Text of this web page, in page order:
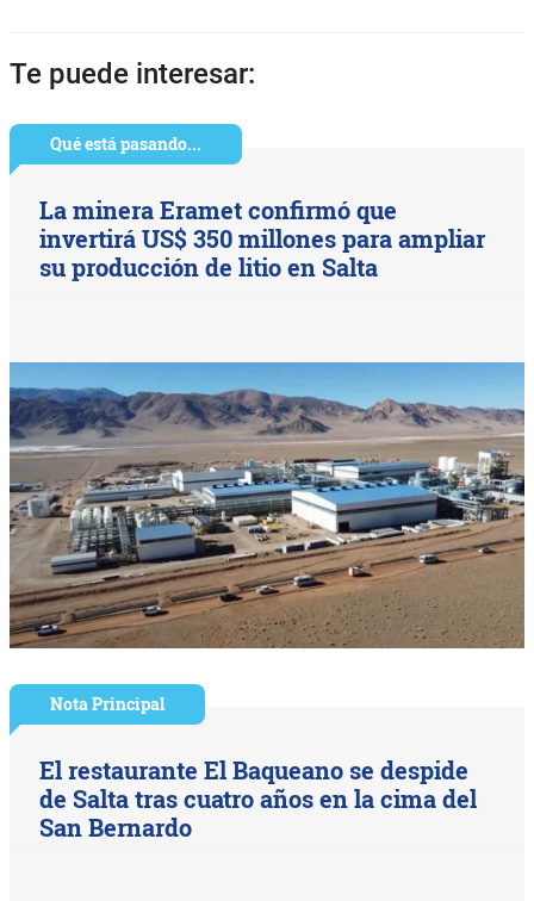
Te puede interesar:
Qué está pasando...
La minera Eramet confirmó que
invertirá US$ 350 millones para ampliar
su producción de litio en Salta
Nota Principal
El restaurante El Baqueano se despide
de Salta tras cuatro años en la cima del
San Bernardo